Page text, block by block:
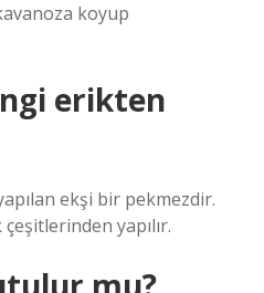
koyup
erikten
ekşi bir pekmezdir.
yapılır.